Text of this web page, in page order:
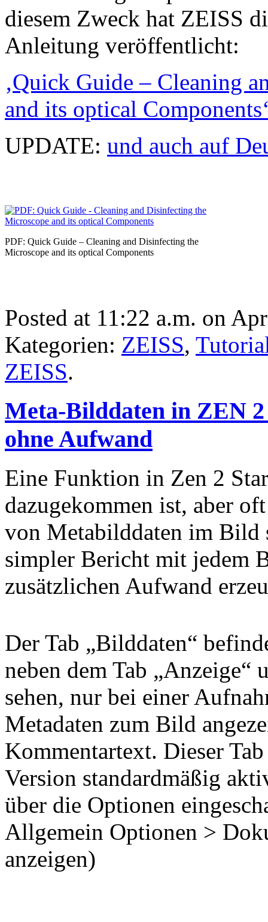
diesem Zweck hat ZEISS
Anleitung veröffentlicht:
‚Quick Guide – Cleaning
and its optical
UPDATE: und auch auf
PDF: Quick Guide – Cleaning and Disinfecting the
Microscope and its optical Components
Posted at 11:22 a.m. on
Kategorien: ZEISS,
ZEISS.
Meta-Bilddaten in ZEN
ohne Aufwand
Eine Funktion in Zen 2
dazugekommen ist, aber
von Metabilddaten im Bild
simpler Bericht mit jedem
zusätzlichen Aufwand
Der Tab „Bilddaten“
neben dem Tab
sehen, nur bei einer
Metadaten zum Bild
Kommentartext. Dieser
Version standardmäßig
über die Optionen
Allgemein Optionen >
anzeigen)